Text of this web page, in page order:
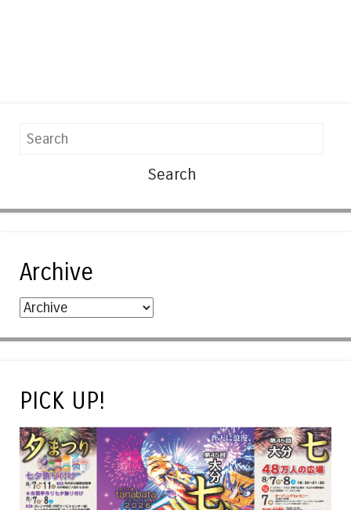
Search
Archive
PICK UP!